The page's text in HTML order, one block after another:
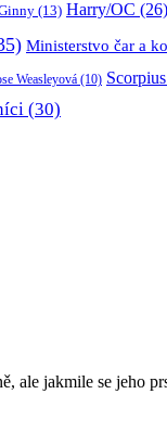
(13) Harry/OC (26)
Ministerstvo čar a
Weasleyová (10)
(30)
ale jakmile se jeho